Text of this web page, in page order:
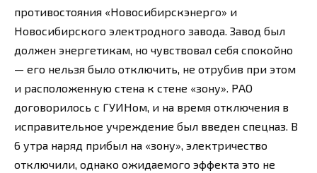
противостояния «Новосибирскэнерго» и
Новосибирского электродного завода. Завод был
должен энергетикам, но чувствовал себя спокойно
— его нельзя было отключить, не отрубив при этом
и расположенную стена к стене «зону». РАО
договорилось с ГУИНом, и на время отключения в
исправительное учреждение был введен спецназ. В
6 утра наряд прибыл на «зону», электричество
отключили, однако ожидаемого эффекта это не